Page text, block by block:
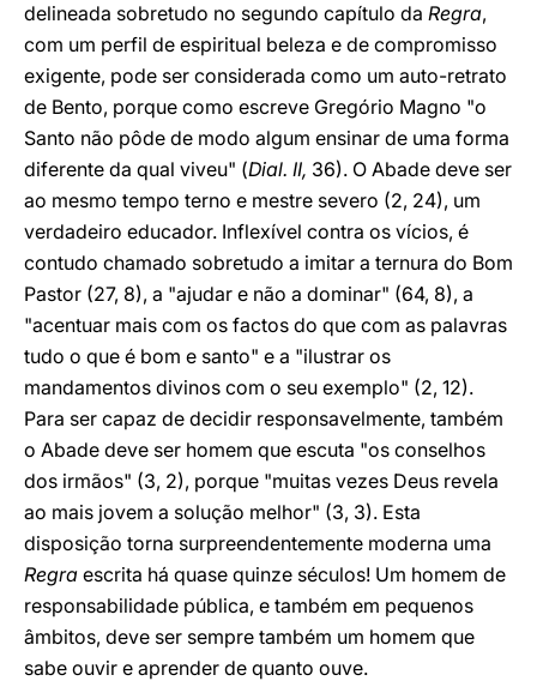
delineada sobretudo no segundo capítulo da Regra,
com um perfil de espiritual beleza e de compromisso
exigente, pode ser considerada como um auto-retrato
de Bento, porque como escreve Gregório Magno "o
Santo não pôde de modo algum ensinar de uma forma
diferente da qual viveu" (Dial. II, 36). O Abade deve ser
ao mesmo tempo terno e mestre severo (2, 24), um
verdadeiro educador. Inflexível contra os vícios, é
contudo chamado sobretudo a imitar a ternura do Bom
Pastor (27, 8), a "ajudar e não a dominar" (64, 8), a
"acentuar mais com os factos do que com as palavras
tudo o que é bom e santo" e a "ilustrar os
mandamentos divinos com o seu exemplo" (2, 12).
Para ser capaz de decidir responsavelmente, também
o Abade deve ser homem que escuta "os conselhos
dos irmãos" (3, 2), porque "muitas vezes Deus revela
ao mais jovem a solução melhor" (3, 3). Esta
disposição torna surpreendentemente moderna uma
Regra escrita há quase quinze séculos! Um homem de
responsabilidade pública, e também em pequenos
âmbitos, deve ser sempre também um homem que
sabe ouvir e aprender de quanto ouve.